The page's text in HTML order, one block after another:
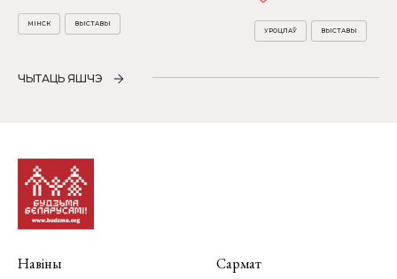
МІНСК ВЫСТАВЫ
УРОЦЛАЎ ВЫСТАВЫ
ЧЫТАЦЬ ЯШЧЭ
Навіны
Сармат